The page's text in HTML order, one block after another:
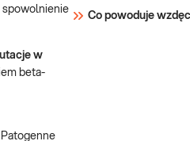
spowolnienie
w
beta-
Patogenne
Co powoduje